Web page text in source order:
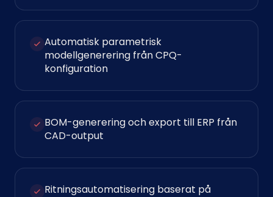
Automatisk parametrisk
modellgenerering från CPQ-
konfiguration
BOM-generering och export till ERP från
CAD-output
Ritningsautomatisering baserat på